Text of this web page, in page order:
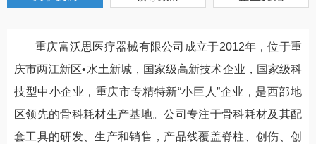
重庆富沃思医疗器械有限公司成立于2012年，位于重
庆市两江新区•水土新城，国家级高新技术企业，国家级科
技型中小企业，重庆市专精特新“小巨人”企业，是西部地
区领先的骨科耗材生产基地。公司专注于骨科耗材及其配
套工具的研发、生产和销售，产品线覆盖脊柱、创伤、创